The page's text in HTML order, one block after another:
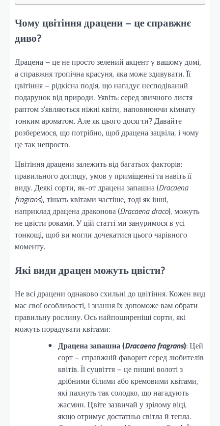
Чому цвітіння драцени – це справжнє
диво?
Драцена – це не просто зелений акцент у вашому домі,
а справжня тропічна красуня, яка може здивувати. Її
цвітіння – рідкісна подія, що нагадує несподіваний
подарунок від природи. Уявіть: серед звичного листя
раптом з’являються ніжні квіти, наповнюючи кімнату
тонким ароматом. Але як цього досягти? Давайте
розберемося, що потрібно, щоб драцена зацвіла, і чому
це так непросто.
Цвітіння драцени залежить від багатьох факторів:
правильного догляду, умов у приміщенні та навіть її
виду. Деякі сорти, як-от драцена запашна (Dracaena
fragrans), тішать квітами частіше, тоді як інші,
наприклад драцена драконова (Dracaena draco), можуть
не цвісти роками. У цій статті ми зануримося в усі
тонкощі, щоб ви могли дочекатися цього чарівного
моменту.
Які види драцен можуть цвісти?
Не всі драцени однаково схильні до цвітіння. Кожен вид
має свої особливості, і знання їх допоможе вам обрати
правильну рослину. Ось найпоширеніші сорти, які
можуть порадувати квітами:
Драцена запашна (Dracaena fragrans): Цей
сорт – справжній фаворит серед любителів
квітів. Її суцвіття – це пишні волоті з
дрібними білими або кремовими квітами,
які пахнуть так солодко, що нагадують
жасмин. Цвіте зазвичай у зрілому віці,
якщо отримує достатньо світла й тепла.